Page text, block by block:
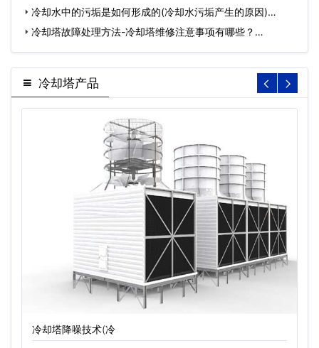
项…冷却水中的污垢是如何形成的(冷却水污垢产生的原因)…
冷却塔故障处理方法-冷却塔维修注意事项有哪些？…
冷却塔产品
冷却塔降噪技术(冷